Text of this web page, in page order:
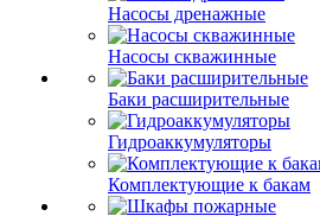
Насосы дренажные
Насосы скважинные
Баки расширительные
Гидроаккумуляторы
Комплектующие к бакам